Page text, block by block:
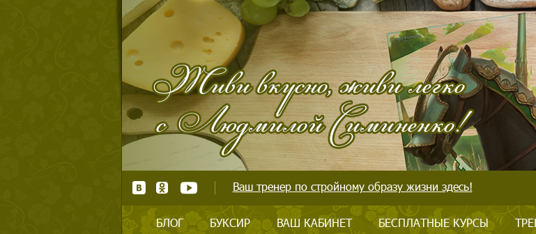
Ваш тренер по стройному образу жизни здесь!
БЛОГ БУКСИР ВАШ КАБИНЕТ БЕСПЛАТНЫЕ КУРСЫ